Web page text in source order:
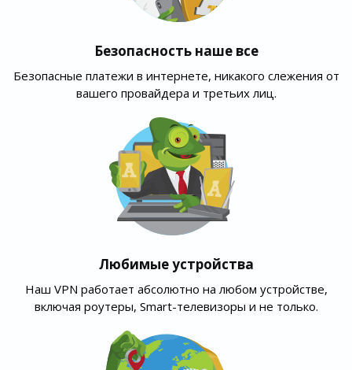
Безопасность наше все
Безопасные платежи в интернете, никакого слежения от
вашего провайдера и третьих лиц.
Любимые устройства
Наш VPN работает абсолютно на любом устройстве,
включая роутеры, Smart-телевизоры и не только.